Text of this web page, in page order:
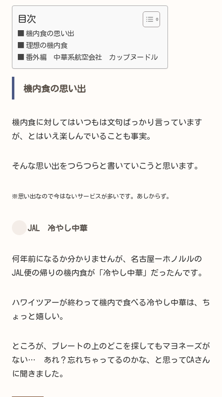
目次
機内食の思い出
理想の機内食
番外編 中華系航空会社 カップヌードル
機内食の思い出
機内食に対してはいつもは文句ばっかり言っています
が、とはいえ楽しんでいることも事実。
そんな思い出をつらつらと書いていこうと思います。
※思い出なので今はないサービスが多いです。あしからず。
JAL 冷やし中華
何年前になるか分かりませんが、名古屋ーホノルルの
JAL便の帰りの機内食が「冷やし中華」だったんです。
ハワイツアーが終わって機内で食べる冷やし中華は、ち
ょっと嬉しい。
ところが、プレートの上のどこを探してもマヨネーズが
ない… あれ？忘れちゃってるのかな、と思ってCAさん
に聞きました。